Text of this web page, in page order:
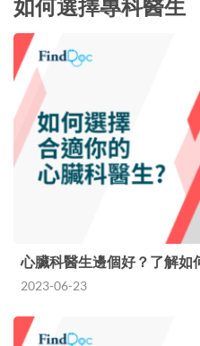
如何選擇專科醫生
心臟科醫生邊個好？了解
2023-06-23